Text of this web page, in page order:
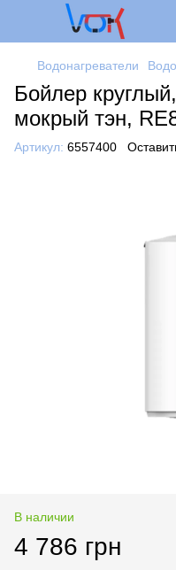
Водонагреватели
Бойлер
мокрый тэн,
Артикул: 6557400
В наличии
4 786 грн